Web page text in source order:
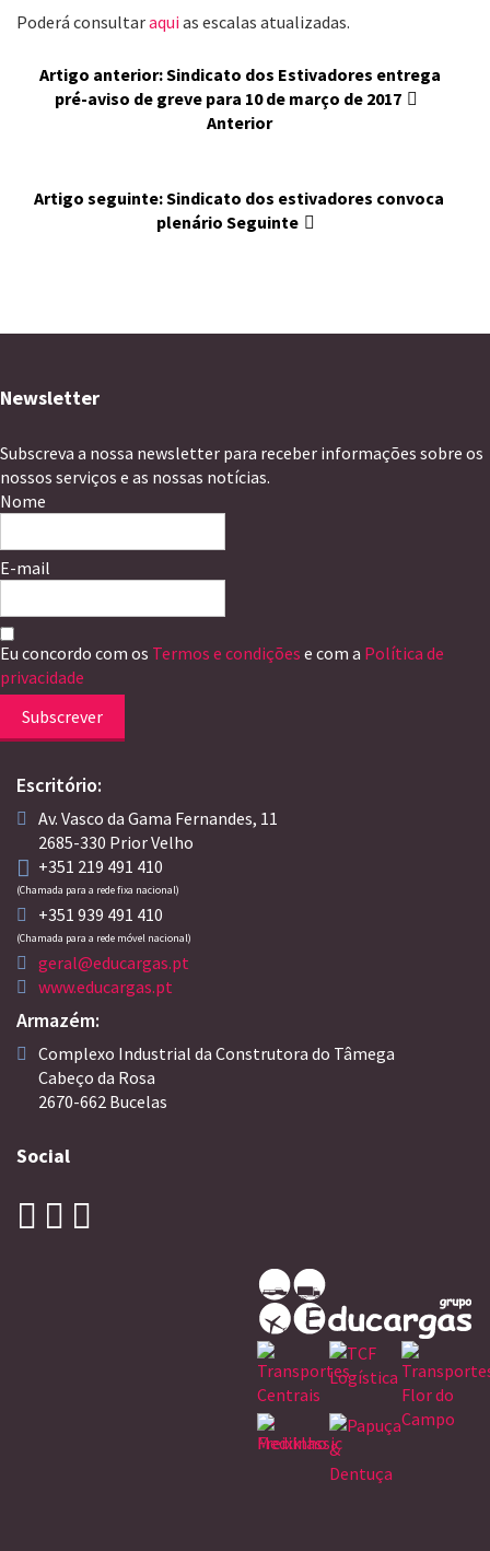
Poderá consultaraqui as escalas atualizadas.
Artigo anterior: Sindicato dos Estivadores entrega
pré-aviso de greve para 10 de março de 2017
Anterior
Artigo seguinte: Sindicato dos estivadores convoca
plenário Seguinte
Newsletter
Subscreva a nossa newsletter para receber informações sobre os
nossos serviços e as nossas notícias.
Nome
E-mail
Eu concordo com os Termos e condições e com a Política de
privacidade
Subscrever
Escritório:
Av. Vasco da Gama Fernandes, 11
2685-330 Prior Velho
+351 219 491 410
(Chamada para a rede fixa nacional)
+351 939 491 410
(Chamada para a rede móvel nacional)
geral@educargas.pt
www.educargas.pt
Armazém:
Complexo Industrial da Construtora do Tâmega
Cabeço da Rosa
2670-662 Bucelas
Social